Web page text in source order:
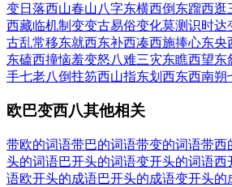
变日落西山春山八字东横西倒 东蹓西逛
西藏临机制变变古易俗变化莫测识时达
古乱常移东就西东补西凑西施捧心东央
东磕西撞恼羞变怒八难三灾东瞧西望东
手七老八倒拄笏西山指东划西东西南朔
欧巴变西八其他相关
带欧的词语带巴的词语带变的词语带西
头的词语巴开头的词语变开头的词语西
语欧开头的成语巴开头的成语变开头的